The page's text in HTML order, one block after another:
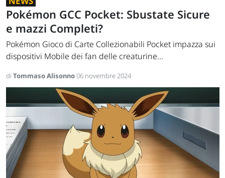
Pokémon GCC Pocket: Sbustate Sicure
e mazzi Completi?
Pokémon Gioco di Carte Collezionabili Pocket impazza sui
dispositivi Mobile dei fan delle creaturine...
di Tommaso Alisonno06 novembre 2024